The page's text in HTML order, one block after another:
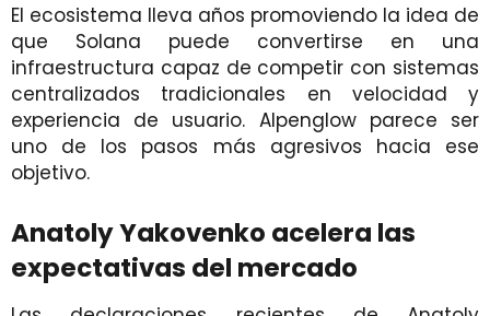
El ecosistema lleva años promoviendo la idea de
que Solana puede convertirse en una
infraestructura capaz de competir con sistemas
centralizados tradicionales en velocidad y
experiencia de usuario. Alpenglow parece ser
uno de los pasos más agresivos hacia ese
objetivo.
Anatoly Yakovenko acelera las
expectativas del mercado